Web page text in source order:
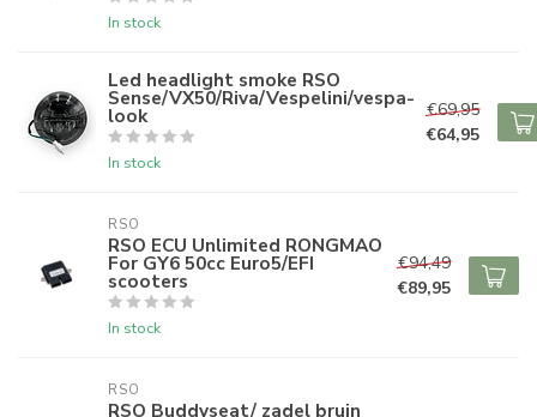
In stock
Led headlight smoke RSO
Sense/VX50/Riva/Vespelini/vespa-
look
In stock
€69,95
€64,95
RSO
RSO ECU Unlimited RONGMAO
For GY6 50cc Euro5/EFI
scooters
In stock
€94,49
€89,95
RSO
RSO Buddyseat/ zadel bruin